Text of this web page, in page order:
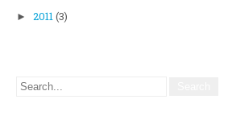
► 2011(3)